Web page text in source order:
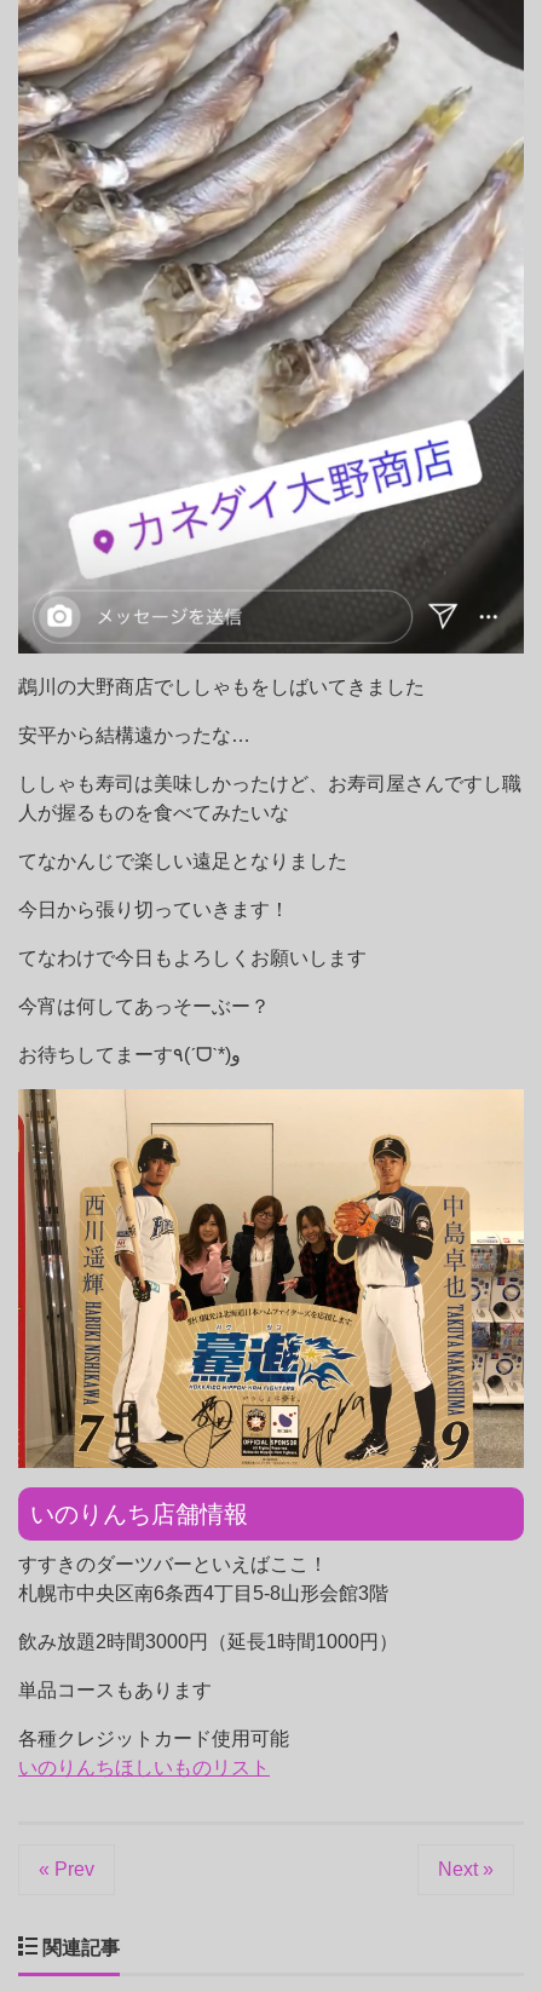
鵡川の大野商店でししゃもをしばいてきました
安平から結構遠かったな…
ししゃも寿司は美味しかったけど、お寿司屋さんですし職
人が握るものを食べてみたいな
てなかんじで楽しい遠足となりました
今日から張り切っていきます！
てなわけで今日もよろしくお願いします
今宵は何してあっそーぶー？
お待ちしてまーす٩(ˊᗜˋ*)و
いのりんち店舗情報
すすきのダーツバーといえばここ！
札幌市中央区南6条西4丁目5-8山形会館3階
飲み放題2時間3000円（延長1時間1000円）
単品コースもあります
各種クレジットカード使用可能
いのりんちほしいものリスト
« Prev Next »
関連記事